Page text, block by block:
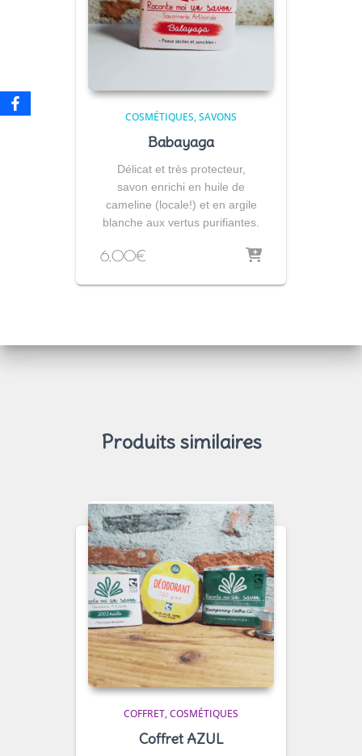
COSMÉTIQUES SAVONS
Babayaga
Délicat et très protecteur,
savon enrichi en huile de
cameline (locale!) et en argile
blanche aux vertus purifiantes.
6,00€
Produits similaires
COFFRET COSMÉTIQUES
Coffret AZUL